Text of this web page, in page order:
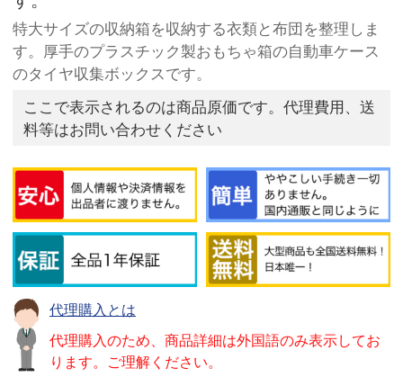
特大サイズの収納箱を収納する衣類と布団を整理しま
す。厚手のプラスチック製おもちゃ箱の自動車ケース
のタイヤ収集ボックスです。
ここで表示されるのは商品原価です。代理費用、送
料等はお問い合わせください
代理購入とは
代理購入のため、商品詳細は外国語のみ表示してお
ります。ご理解ください。